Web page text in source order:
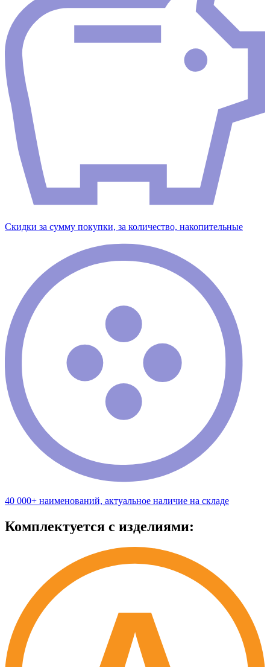
Скидки за сумму покупки, за количество, накопительные
40 000+ наименований, актуальное наличие на складе
Комплектуется с изделиями: